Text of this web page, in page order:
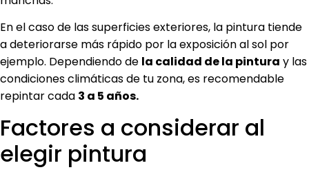
En el caso de las superficies exteriores, la pintura tiende
a deteriorarse más rápido por la exposición al sol por
ejemplo. Dependiendo de la calidad de la pintura y las
condiciones climáticas de tu zona, es recomendable
repintar cada 3 a 5 años.
Factores a considerar al
elegir pintura